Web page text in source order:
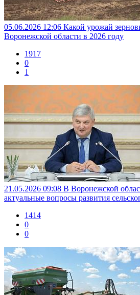
05.06.2026 12:06 Какой урожай
Воронежской области в 2026 году
1917
0
1
21.05.2026 09:08 В Воронежской
актуальные вопросы развития
1414
0
0